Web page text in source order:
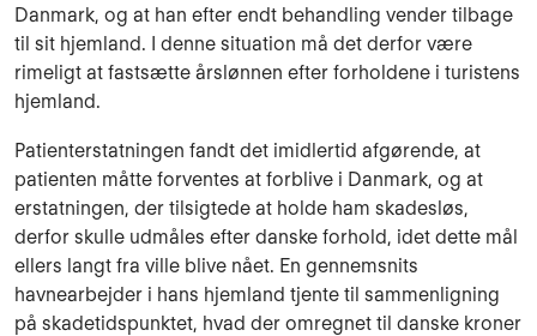
Danmark, og at han efter endt behandling vender tilbage
til sit hjemland. I denne situation må det derfor være
rimeligt at fastsætte årslønnen efter forholdene i turistens
hjemland.
Patienterstatningen fandt det imidlertid afgørende, at
patienten måtte forventes at for­blive i Danmark, og at
erstatningen, der tilsigtede at holde ham skadesløs,
derfor skulle udmåles efter danske forhold, idet dette mål
ellers langt fra ville blive nået. En gennem­snits
havnearbejder i hans hjemland tjente til sammenligning
på skadetidspunktet, hvad der omregnet til danske kroner